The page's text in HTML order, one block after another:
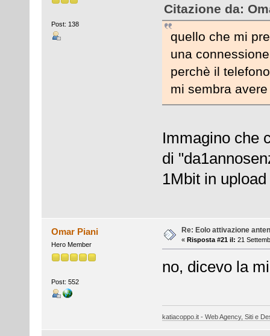
Post: 138
Citazione da:
quello che mi
una
perchè il
mi sembra
Immagino che
di
1Mbit in upload
Omar Piani
Hero Member
Post: 552
Re: Eolo attivazione
« Risposta #21 il: 21
no, dicevo la
katiacoppo.it - Web Agency, Siti e